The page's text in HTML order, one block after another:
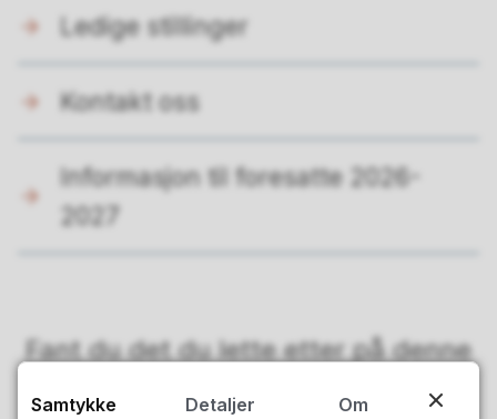
Ledige stillinger
Kontakt oss
Informasjon til foresatte 2026-
2027
Fant du det du lette etter på denne
Samtykke Detaljer Om